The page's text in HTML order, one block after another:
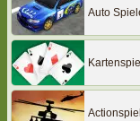
Auto